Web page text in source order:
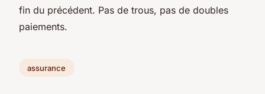
fin du précédent. Pas de trous, pas de doubles
paiements.
assurance